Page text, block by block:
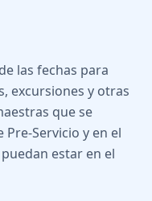
las fechas para
excursiones y otras
que se
Servicio y en el
estar en el